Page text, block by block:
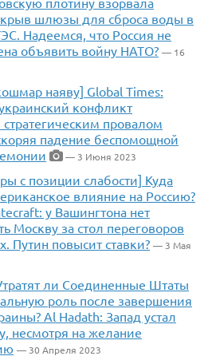
шлюзы для сброса воды в
Надеемся, что Россия не
объявить войну НАТО? — 16
наяву] Global Times:
конфликт
стратегическим провалом
падение беспомощной
— 3 Июня 2023
с позиции слабости] Куда
влияние на Россию?
у Вашингтона нет
Москву за стол переговоров
Путин повысит ставки? — 3 Мая
ли Соединенные Штаты
роль после завершения
Al Hadath: Запад устал
несмотря на желание
— 30 Апреля 2023